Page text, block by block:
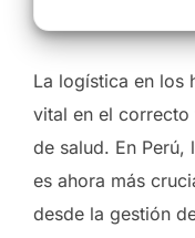
La logística en los
vital en el correcto
de salud. En
es ahora más
desde la gestión